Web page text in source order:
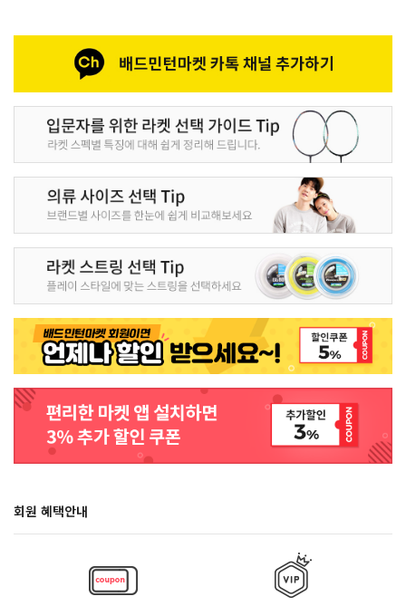
회원 혜택안내